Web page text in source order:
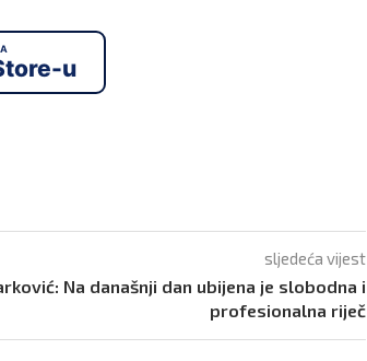
u
sljedeća vijest
Na današnji dan ubijena je slobodna i
profesionalna riječ